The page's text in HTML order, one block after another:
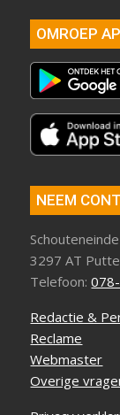
OMROEP
NEEM
3297 AT
Telefoon:
Redactie &
Reclame
Webmaster
Overige